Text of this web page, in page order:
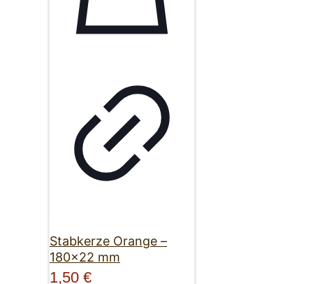
Stabkerze Orange –
180×22 mm
1,50 €